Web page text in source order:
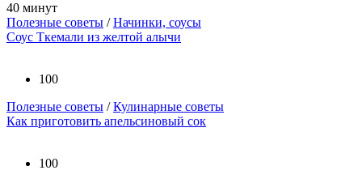
40 минут
Полезные советы /Начинки, соусы
Соус Ткемали из желтой алычи
100
Полезные советы /Кулинарные советы
Как приготовить апельсиновый сок
100